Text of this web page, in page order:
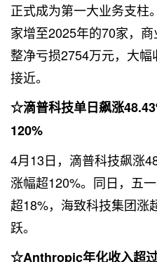
正式成为第一大业务支柱
家增至2025年的70家，
整净亏损2754万元，大
接近。
☆滴普科技单日飙涨
120%
4月13日，滴普科技飙涨
涨幅超120%。同日，五
超18%，海致科技集团涨
跃。
☆Anthropic年化收入超